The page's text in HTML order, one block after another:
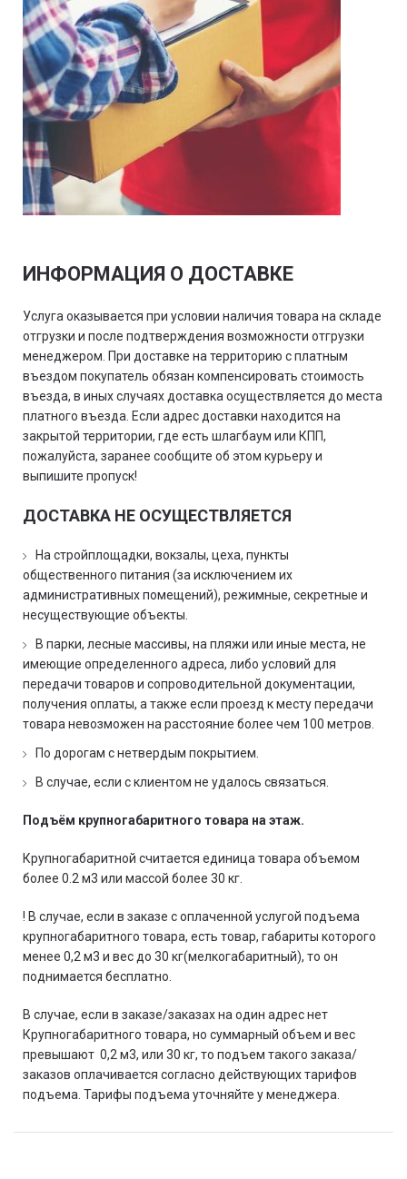
ИНФОРМАЦИЯ О ДОСТАВКЕ
Услуга оказывается при условии наличия товара на складе
отгрузки и после подтверждения возможности отгрузки
менеджером. При доставке на территорию с платным
въездом покупатель обязан компенсировать стоимость
въезда, в иных случаях доставка осуществляется до места
платного въезда. Если адрес доставки находится на
закрытой территории, где есть шлагбаум или КПП,
пожалуйста, заранее сообщите об этом курьеру и
выпишите пропуск!
ДОСТАВКА НЕ ОСУЩЕСТВЛЯЕТСЯ
На стройплощадки, вокзалы, цеха, пункты
общественного питания (за исключением их
административных помещений), режимные, секретные и
несуществующие объекты.
В парки, лесные массивы, на пляжи или иные места, не
имеющие определенного адреса, либо условий для
передачи товаров и сопроводительной документации,
получения оплаты, а также если проезд к месту передачи
товара невозможен на расстояние более чем 100 метров.
По дорогам с нетвердым покрытием.
В случае, если с клиентом не удалось связаться.
Подъём крупногабаритного товара на этаж.
Крупногабаритной считается единица товара объемом
более 0.2 м3 или массой более 30 кг.
! В случае, если в заказе с оплаченной услугой подъема
крупногабаритного товара, есть товар, габариты которого
менее 0,2 м3 и вес до 30 кг(мелкогабаритный), то он
поднимается бесплатно.
В случае, если в заказе/заказах на один адрес нет
Крупногабаритного товара, но суммарный объем и вес
превышают 0,2 м3, или 30 кг, то подъем такого заказа/
заказов оплачивается согласно действующих тарифов
подъема. Тарифы подъема уточняйте у менеджера.